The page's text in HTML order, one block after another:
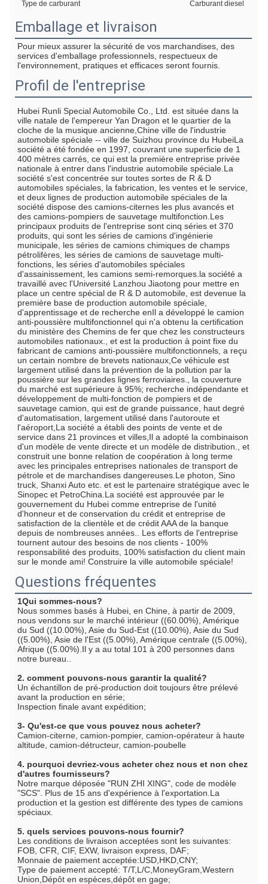
Type de carburant Carburant diesel
Emballage et livraison
Pour mieux assurer la sécurité de vos marchandises, des
services d'emballage professionnels, respectueux de
l'environnement, pratiques et efficaces seront fournis.
Profil de l'entreprise
Hubei Runli Special Automobile Co., Ltd. est située dans la
ville natale de l'empereur Yan Dragon et le quartier de la
cloche de la musique ancienne,Chine ville de l'industrie
automobile spéciale -- ville de Suizhou province du HubeiLa
société a été fondée en 1997, couvrant une superficie de 1
400 mètres carrés, ce qui est la première entreprise privée
nationale à entrer dans l'industrie automobile spéciale.La
société s'est concentrée sur toutes sortes de R & D
automobiles spéciales, la fabrication, les ventes et le service,
et deux lignes de production automobile spéciales de la
société dispose des camions-citernes les plus avancés et
des camions-pompiers de sauvetage multifonction.Les
principaux produits de l'entreprise sont cinq séries et 370
produits, qui sont les séries de camions d'ingénierie
municipale, les séries de camions chimiques de champs
pétrolifères, les séries de camions de sauvetage multi-
fonctions, les séries d'automobiles spéciales
d'assainissement, les camions semi-remorques.la société a
travaillé avec l'Université Lanzhou Jiaotong pour mettre en
place un centre spécial de R & D automobile, est devenue la
première base de production automobile spéciale,
d'apprentissage et de recherche enIl a développé le camion
anti-poussière multifonctionnel qui n'a obtenu la certification
du ministère des Chemins de fer que chez les constructeurs
automobiles nationaux., et est la production à point fixe du
fabricant de camions anti-poussière multifonctionnels, a reçu
un certain nombre de brevets nationaux,Ce véhicule est
largement utilisé dans la prévention de la pollution par la
poussière sur les grandes lignes ferroviaires., la couverture
du marché est supérieure à 95%; recherche indépendante et
développement de multi-fonction de pompiers et de
sauvetage camion, qui est de grande puissance, haut degré
d'automatisation, largement utilisé dans l'autoroute et
l'aéroport,La société a établi des points de vente et de
service dans 21 provinces et villes,Il a adopté la combinaison
d'un modèle de vente directe et un modèle de distribution., et
construit une bonne relation de coopération à long terme
avec les principales entreprises nationales de transport de
pétrole et de marchandises dangereuses.Le photon, Sino
truck, Shanxi Auto etc. et est le partenaire stratégique avec le
Sinopec et PetroChina.La société est approuvée par le
gouvernement du Hubei comme entreprise de l'unité
d'honneur et de conservation du crédit et entreprise de
satisfaction de la clientèle et de crédit AAA de la banque
depuis de nombreuses années.. Les efforts de l'entreprise
tournent autour des besoins de nos clients - 100%
responsabilité des produits, 100% satisfaction du client main
sur le monde ami! Construire la ville automobile spéciale!
Questions fréquentes
1Qui sommes-nous?
Nous sommes basés à Hubei, en Chine, à partir de 2009,
nous vendons sur le marché intérieur ((60.00%), Amérique
du Sud ((10.00%), Asie du Sud-Est ((10.00%), Asie du Sud
((5.00%), Asie de l'Est ((5.00%), Amérique centrale ((5.00%),
Afrique ((5.00%).Il y a au total 101 à 200 personnes dans
notre bureau..
2. comment pouvons-nous garantir la qualité?
Un échantillon de pré-production doit toujours être prélevé
avant la production en série;
Inspection finale avant expédition;
3- Qu'est-ce que vous pouvez nous acheter?
Camion-citerne, camion-pompier, camion-opérateur à haute
altitude, camion-détructeur, camion-poubelle
4. pourquoi devriez-vous acheter chez nous et non chez
d'autres fournisseurs?
Notre marque déposée "RUN ZHI XING", code de modèle
"SCS". Plus de 15 ans d'expérience à l'exportation.La
production et la gestion est différente des types de camions
spéciaux.
5. quels services pouvons-nous fournir?
Les conditions de livraison acceptées sont les suivantes:
FOB, CFR, CIF, EXW, livraison express, DAF;
Monnaie de paiement acceptée:USD,HKD,CNY;
Type de paiement accepté: T/T,L/C,MoneyGram,Western
Union,Dépôt en espèces,dépôt en gage;